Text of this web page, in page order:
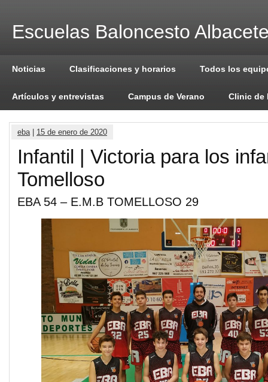
Escuelas Baloncesto
Noticias Clasificaciones y horarios Todos los
Artículos y entrevistas Campus de Verano Clinic de
eba| 15 de enero de 2020
Infantil | Victoria para los
Tomelloso
EBA 54 – E.M.B TOMELLOSO 29